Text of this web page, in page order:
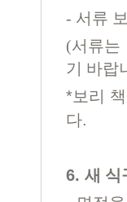
- 서류
(서류는
기 바랍
*보리
다.
6. 새 식